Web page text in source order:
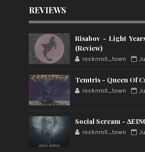
REVIEWS
Risabov - Light
(Review)
rocknroll_town
Temtris - Queen Of
rocknroll_town
Social Scream -
rocknroll_town